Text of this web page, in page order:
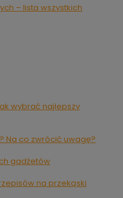
– lista wszystkich
wybrać najlepszy
Na co zwrócić uwagę?
gadżetów
na przekąski